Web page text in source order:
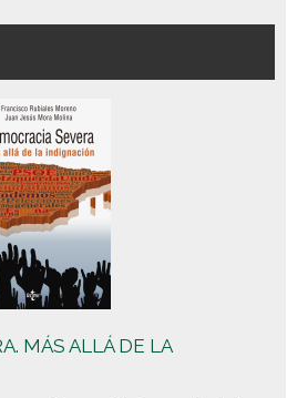
MÁS ALLÁ DE LA